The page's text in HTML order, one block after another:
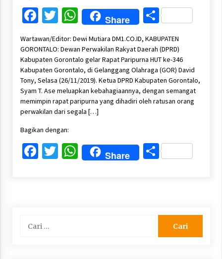
Facebook
Twitter
WhatsApp
Share Share
Wartawan/Editor: Dewi Mutiara DM1.CO.ID, KABUPATEN
GORONTALO: Dewan Perwakilan Rakyat Daerah (DPRD)
Kabupaten Gorontalo gelar Rapat Paripurna HUT ke-346
Kabupaten Gorontalo, di Gelanggang Olahraga (GOR) David
Tony, Selasa (26/11/2019). Ketua DPRD Kabupaten Gorontalo,
Syam T. Ase meluapkan kebahagiaannya, dengan semangat
memimpin rapat paripurna yang dihadiri oleh ratusan orang
perwakilan dari segala […]
Bagikan dengan:
Facebook
Twitter
WhatsApp
Share Share
untuk: